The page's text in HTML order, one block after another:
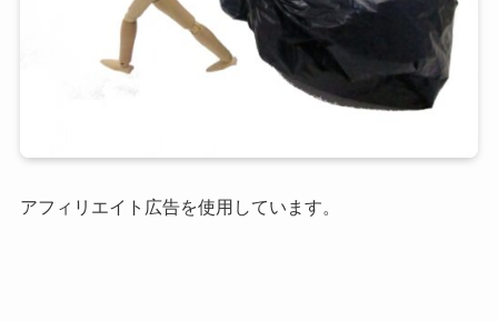
アフィリエイト広告を使用しています。